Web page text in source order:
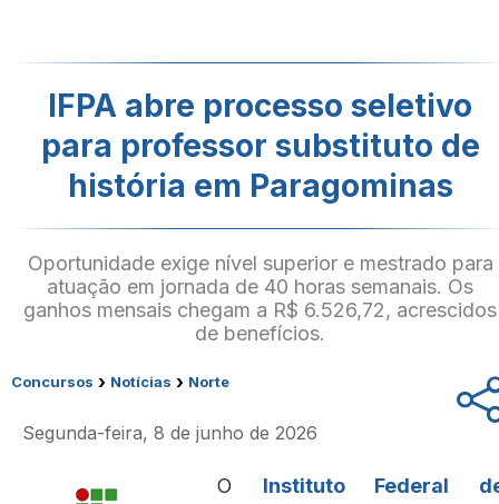
IFPA abre processo seletivo
para professor substituto de
história em Paragominas
Oportunidade exige nível superior e mestrado para
atuação em jornada de 40 horas semanais. Os
ganhos mensais chegam a R$ 6.526,72, acrescidos
de benefícios.
Concursos › Notícias › Norte
Segunda-feira, 8 de junho de 2026
O Instituto Federal